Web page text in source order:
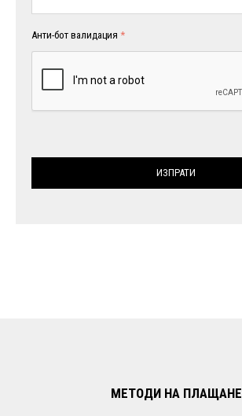
Анти-бот валидация
ИЗПРАТИ
МЕТОДИ НА ПЛАЩАНЕ